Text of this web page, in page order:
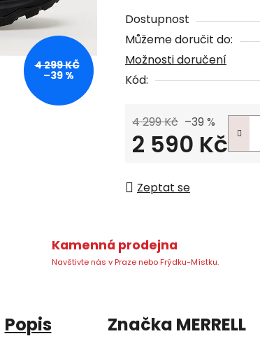
Dostupnost
Můžeme doručit do:
Možnosti doručení
Kód:
4 299 Kč –39 %
2 590 Kč
Zeptat se
4 299 KČ
–39 %
Kamenná prodejna
Navštivte nás v Praze nebo Frýdku-Místku.
Popis Značka MERRELL